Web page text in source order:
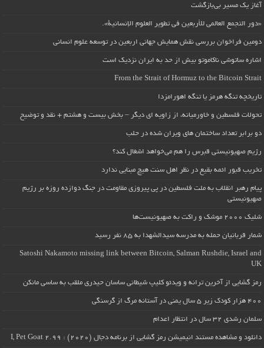
آغاز یک مسیر بی‌بازگشت
«دور التجمع العالمي للأربعين في تطوير العلوم الإنسانية».
دومین فراخوان بررسی نقش همایش جهانی اربعین در توسعه علوم انسانی
اشاره ساتوشی ناکاموتو بیش از حد به ایران نزدیک است
From the Strait of Hormuz to the Bitcoin Strait
تاریخچه تنگه هرمز یا تنگه اهورامزدا
تحولات فلسطین و خاورمیانه، از زاویه ای دیگر – بخش بیست و هشتم + نقد و توضیح
دو برابر تعداد ساختمان های ویران شده در حلب
رژیم صهیونیستی قبرس را هم می‌خواهد اشغال کند؟
تخریب قبور ائمه بقیع در نظر اهل سنت هیچ مبنایی ندارد
پیام رهبر انقلاب به ملت فلسطین در پی پیروزی مقاومت در جنگ دوازده روزه بر رژیم
صهیونیستی
شلیک ۲۰۰۰ موشک و راکت به صهیونیست‌ها
شمار قربانیان حمله به مدرسه سیدالشهدا به ۸۵ نفر رسید
Satoshi Nakamoto missing link between Bitcoin, Salman Rushdie, Israel and
UK
رمز گشایی از آخرین ترانه و ویدئو کلیپ شیطانی ساسان حیدری ملقب به ساسی مانکن
۴۰۰ هزار کودک زیر ۵ سال یمنی در آستانه مرگ از گرسنگی
سلمان رشدی ۳۲ سال در انتظار اعدام
دانلود و مشاهده مستند انیمیشن رمز گشایی از برنامه دجال (۲۰۲۰) : I, Pet Goat 2.99